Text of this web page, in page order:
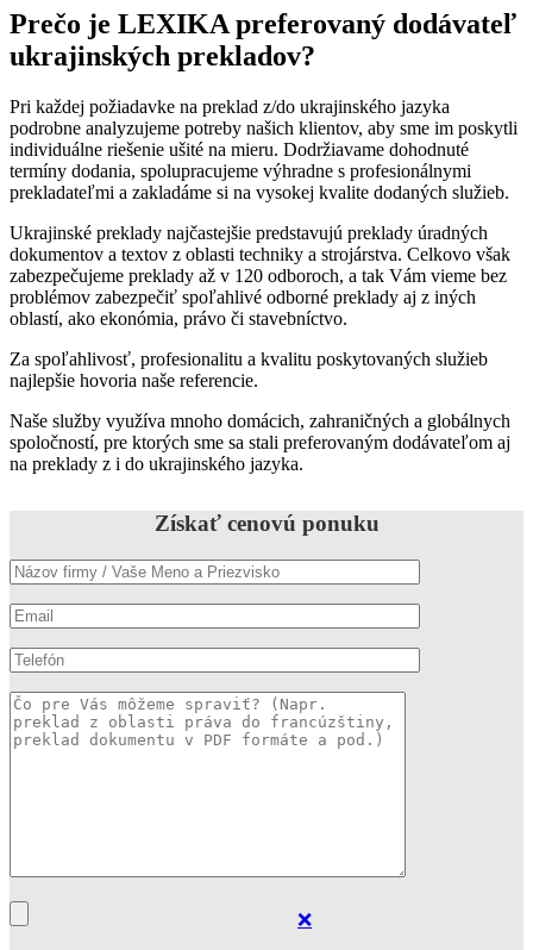
Prečo je LEXIKA preferovaný dodávateľ
ukrajinských prekladov?
Pri každej požiadavke na preklad z/do ukrajinského jazyka
podrobne analyzujeme potreby našich klientov, aby sme im poskytli
individuálne riešenie ušité na mieru. Dodržiavame dohodnuté
termíny dodania, spolupracujeme výhradne s profesionálnymi
prekladateľmi a zakladáme si na vysokej kvalite dodaných služieb.
Ukrajinské preklady najčastejšie predstavujú preklady úradných
dokumentov a textov z oblasti techniky a strojárstva. Celkovo však
zabezpečujeme preklady až v 120 odboroch, a tak Vám vieme bez
problémov zabezpečiť spoľahlivé odborné preklady aj z iných
oblastí, ako ekonómia, právo či stavebníctvo.
Za spoľahlivosť, profesionalitu a kvalitu poskytovaných služieb
najlepšie hovoria naše referencie.
Naše služby využíva mnoho domácich, zahraničných a globálnych
spoločností, pre ktorých sme sa stali preferovaným dodávateľom aj
na preklady z i do ukrajinského jazyka.
Získať cenovú ponuku
❌